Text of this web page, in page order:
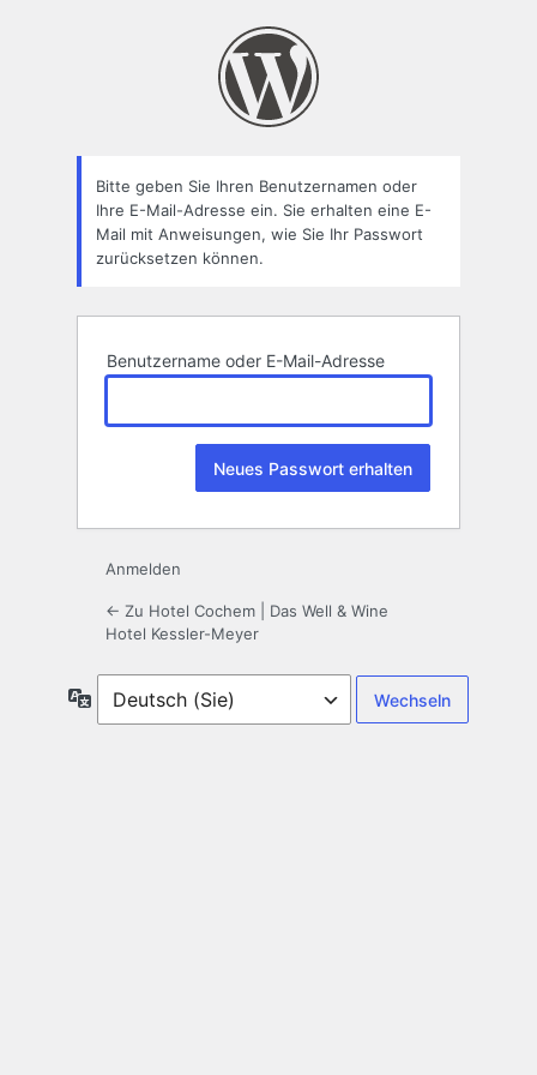
Bitte geben Sie Ihren Benutzernamen oder
Ihre E-Mail-Adresse ein. Sie erhalten eine E-
Mail mit Anweisungen, wie Sie Ihr Passwort
zurücksetzen können.
Benutzername oder E-Mail-Adresse
Anmelden
← Zu Hotel Cochem | Das Well & Wine
Hotel Kessler-Meyer
Sprache